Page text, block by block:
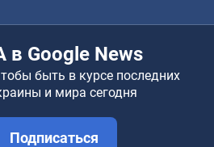
в Google News
быть в курсе последних
и мира сегодня
Подписаться